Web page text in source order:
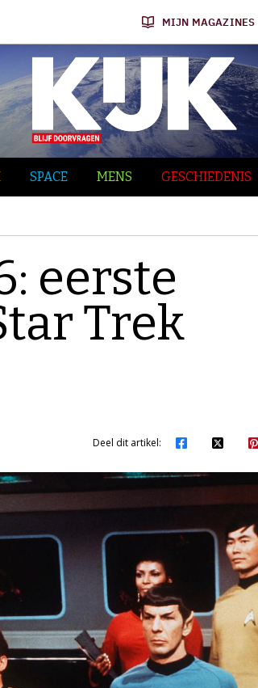
MIJN MAGAZINES
SPACE MENS GESCHIEDENIS
eerste
Trek
Deel dit artikel: